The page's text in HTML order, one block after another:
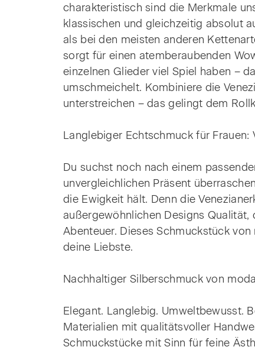
charakteristisch sind die Merkmale
klassischen und gleichzeitig absolut
als bei den meisten anderen
sorgt für einen atemberaubenden
einzelnen Glieder viel Spiel haben –
umschmeichelt. Kombiniere die
unterstreichen – das gelingt dem
Langlebiger Echtschmuck für
Du suchst noch nach einem
unvergleichlichen Präsent
die Ewigkeit hält. Denn die
außergewöhnlichen Designs
Abenteuer. Dieses Schmuckstück
deine Liebste.
Nachhaltiger Silberschmuck von
Elegant. Langlebig. Umweltbewusst.
Materialien mit qualitätsvoller
Schmuckstücke mit Sinn für feine